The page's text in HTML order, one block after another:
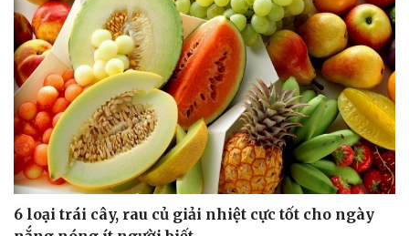
6 loại trái cây, rau củ giải nhiệt cực tốt cho ngày